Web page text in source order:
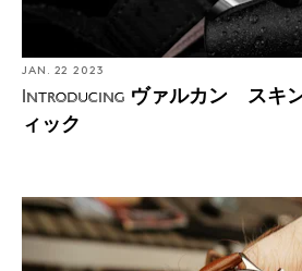
JAN. 22 2023
Introducing ヴァルカン スキ
ィック